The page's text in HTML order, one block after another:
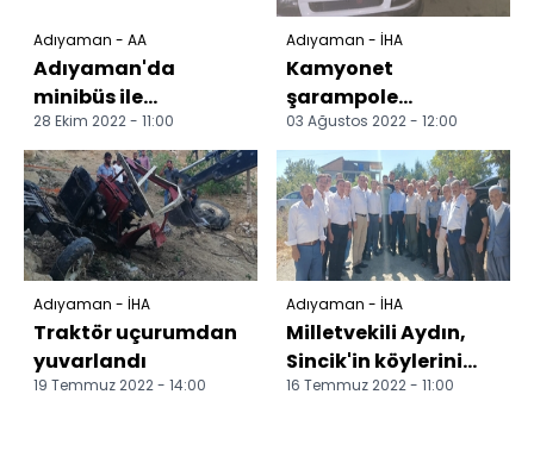
Adıyaman - AA
Adıyaman'da
minibüs ile
otomobilin
çarpıştığı kazada 4
kişi yaralandı
28 Ekim 2022 - 11:00
Adıyaman - İHA
Kamyonet
şarampole
yuvarlandı: 2'si ağır
3 yaralı
03 Ağustos 2022 - 12:00
Adıyaman - İHA
Traktör uçurumdan
yuvarlandı
19 Temmuz 2022 - 14:00
Adıyaman - İHA
Milletvekili Aydın,
Sincik'in köylerini
gezdi
16 Temmuz 2022 - 11:00